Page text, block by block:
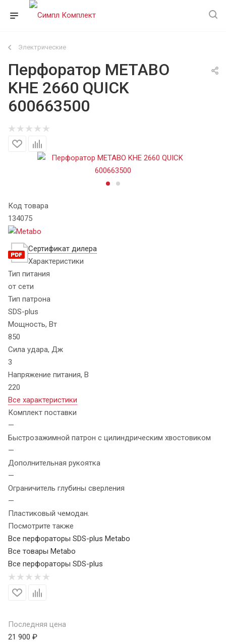
Электрические
Перфоратор METABO
KHE 2660 QUICK
600663500
Код товара
134075
Сертификат дилера
Характеристики
Тип питания
от сети
Тип патрона
SDS-plus
Мощность, Вт
850
Сила удара, Дж
3
Напряжение питания, В
220
Все характеристики
Комплект поставки
—
Быстрозажимной патрон с цилиндрическим хвостовиком
—
Дополнительная рукоятка
—
Ограничитель глубины сверления
—
Пластиковый чемодан.
Посмотрите также
Все перфораторы SDS-plus Metabo
Все товары Metabo
Все перфораторы SDS-plus
Последняя цена
21 900 ₽